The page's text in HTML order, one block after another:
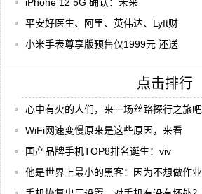
平安好医生、阿里、英伟达、Lyft财
小米手表尊享版预售仅1999元 还送
点击排行
心中有火的人们，来一场丝路探行之旅吧
WiFi网速变慢原来是这些原因，来看
国产品牌手机TOP8排名诞生：viv
他是世界上最小的黑客：因为不想做作业